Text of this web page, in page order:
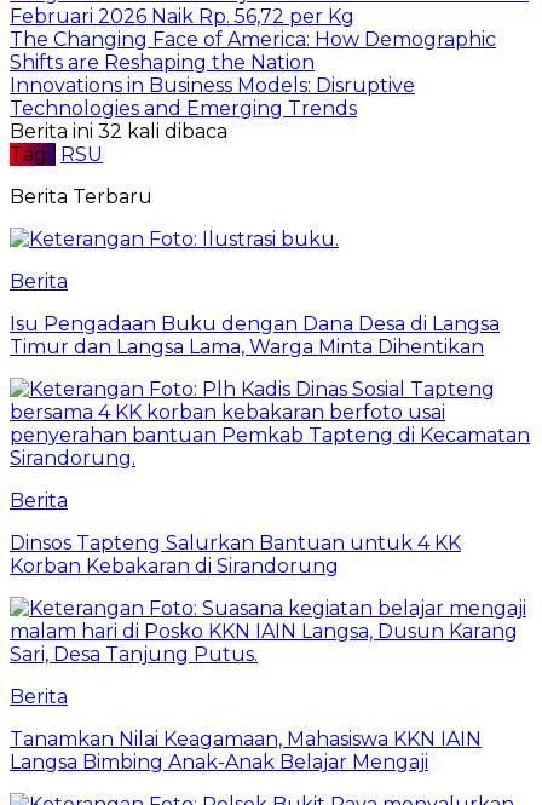
Februari 2026 Naik Rp. 56,72 per Kg
The Changing Face of America: How Demographic
Shifts are Reshaping the Nation
Innovations in Business Models: Disruptive
Technologies and Emerging Trends
Berita ini 32 kali dibaca
Tag : RSU
Berita Terbaru
Berita
Isu Pengadaan Buku dengan Dana Desa di Langsa
Timur dan Langsa Lama, Warga Minta Dihentikan
Berita
Dinsos Tapteng Salurkan Bantuan untuk 4 KK
Korban Kebakaran di Sirandorung
Berita
Tanamkan Nilai Keagamaan, Mahasiswa KKN IAIN
Langsa Bimbing Anak-Anak Belajar Mengaji